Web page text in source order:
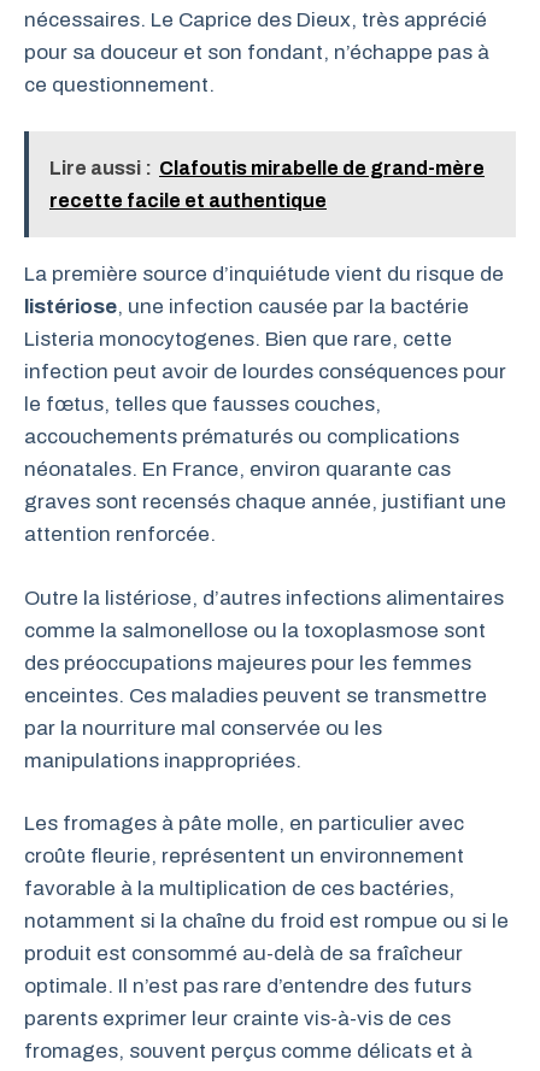
nécessaires. Le Caprice des Dieux, très apprécié
pour sa douceur et son fondant, n’échappe pas à
ce questionnement.
Lire aussi : Clafoutis mirabelle de grand-mère
recette facile et authentique
La première source d’inquiétude vient du risque de
listériose, une infection causée par la bactérie
Listeria monocytogenes. Bien que rare, cette
infection peut avoir de lourdes conséquences pour
le fœtus, telles que fausses couches,
accouchements prématurés ou complications
néonatales. En France, environ quarante cas
graves sont recensés chaque année, justifiant une
attention renforcée.
Outre la listériose, d’autres infections alimentaires
comme la salmonellose ou la toxoplasmose sont
des préoccupations majeures pour les femmes
enceintes. Ces maladies peuvent se transmettre
par la nourriture mal conservée ou les
manipulations inappropriées.
Les fromages à pâte molle, en particulier avec
croûte fleurie, représentent un environnement
favorable à la multiplication de ces bactéries,
notamment si la chaîne du froid est rompue ou si le
produit est consommé au-delà de sa fraîcheur
optimale. Il n’est pas rare d’entendre des futurs
parents exprimer leur crainte vis-à-vis de ces
fromages, souvent perçus comme délicats et à